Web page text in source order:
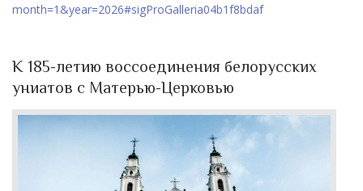
month=1&year=2026#sigProGalleria04b1f8bdaf
К 185-летию воссоединения белорусских
униатов с Матерью-Церковью